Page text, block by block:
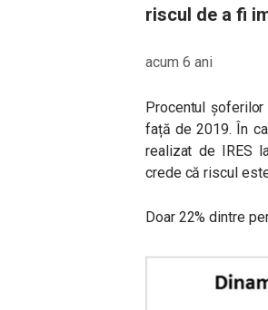
riscul de a fi
acum 6 ani
Procentul
față de 2019. În
realizat de IRES
crede că riscul
Doar 22% dintre